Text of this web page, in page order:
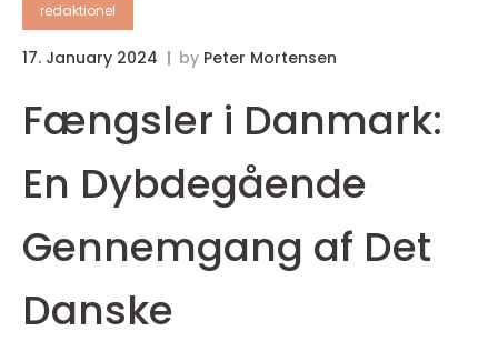
redaktionel
17. January 2024 by Peter Mortensen
Fængsler i Danmark:
En Dybdegående
Gennemgang af Det
Danske